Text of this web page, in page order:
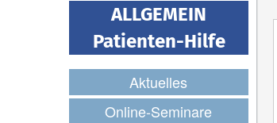
ALLGEMEIN
Patienten-Hilfe
Aktuelles
Online-Seminare